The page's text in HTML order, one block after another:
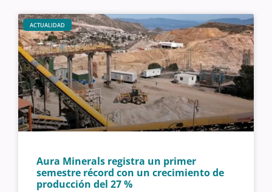
ACTUALIDAD
Aura Minerals registra un primer
semestre récord con un crecimiento de
producción del 27 %